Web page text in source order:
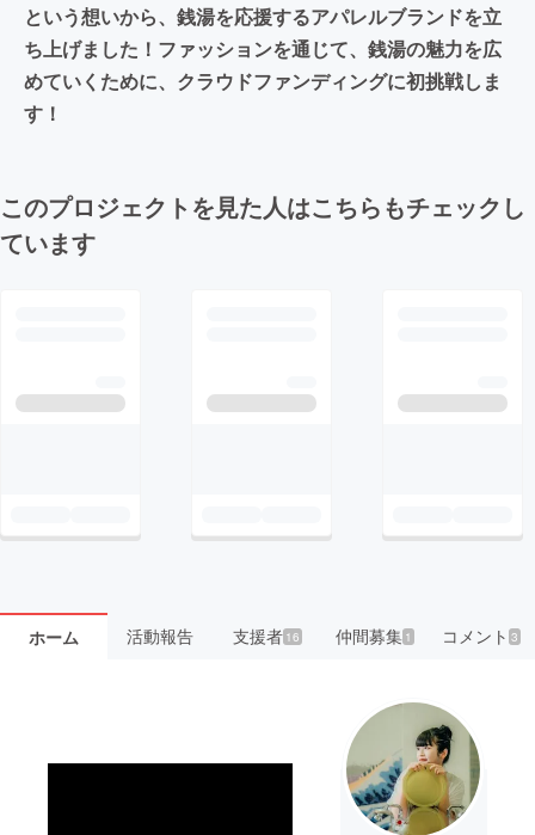
という想いから、銭湯を応援するアパレルブランドを立
ち上げました！ファッションを通じて、銭湯の魅力を広
めていくために、クラウドファンディングに初挑戦しま
す！
このプロジェクトを見た人はこちらもチェックし
ています
ホーム 活動報告 支援者 16 仲間募集 1 コメント3